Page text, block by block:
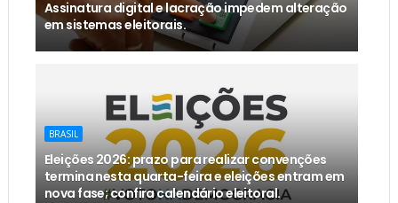
Assinatura digital e lacração impedem alteração
em sistemas eleitorais.
BRASIL
Eleições 2026: prazo para realizar convenções
termina nesta quarta-feira e eleições entram em
nova fase; confira calendário eleitoral.